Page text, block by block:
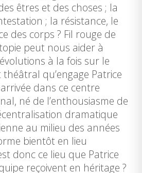
êtres et des choses ; la
; la résistance, le
des corps ? Fil rouge de
peut nous aider à
à la fois sur le
qu’engage Patrice
dans ce centre
né de l’enthousiasme de
dramatique
au milieu des années
bientôt en lieu
donc ce lieu que Patrice
reçoivent en héritage ?